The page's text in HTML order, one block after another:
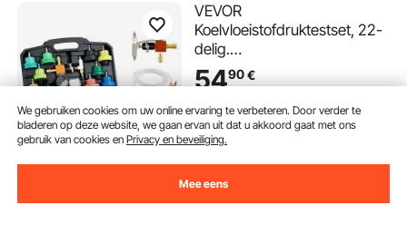
VEVOR
Koelvloeistofdruktestset, 22-
delig.
Koelvloeistofvulapparaat met
4 adapters, universele
pasvorm, druktestset voor
autokoelsystemen, met
drukpomp en vulapparaat
van aluminiumlegering.
5490€
Op voorraad.
Levering:zodra Ma. Aug. 10
We gebruiken cookies om uw online ervaring te verbeteren. Door verder te
bladeren op deze website, we gaan ervan uit dat u akkoord gaat met ons
gebruik van cookies enPrivacy en beveiliging.
Mee eens